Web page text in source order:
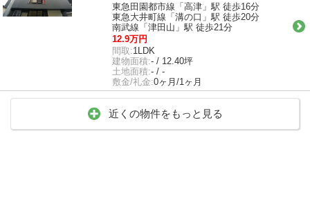
東急田園都市線「高津」駅 徒歩16分
東急大井町線「溝の口」駅 徒歩20分
南武線「津田山」駅 徒歩21分
12.9万円
間取:1LDK
建物面積:- / 12.40坪
土地面積:- / -
敷金/礼金:0ヶ月/1ヶ月
近くの物件をもっと見る